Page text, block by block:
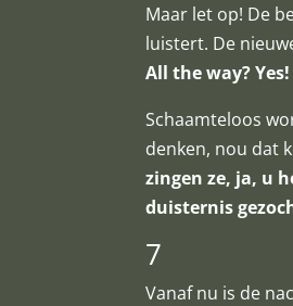
Maar let op! De
luistert. De
All the way?
Schaamteloos
denken, nou dat
zingen ze, ja, u
duisternis
7
Vanaf nu is de